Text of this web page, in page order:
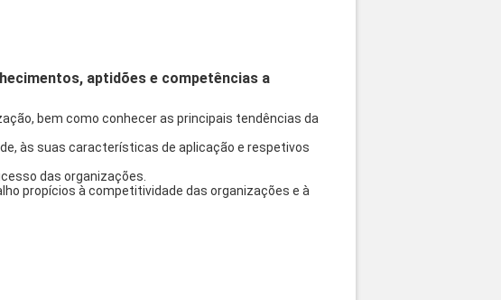
aptidões e competências a
bem como conhecer as principais tendências da
às suas características de aplicação e respetivos
das organizações.
propícios à competitividade das organizações e à